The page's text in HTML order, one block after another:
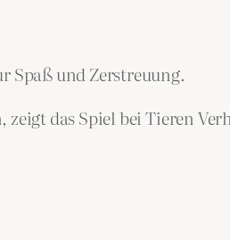
Spaß und Zerstreuung.
das Spiel bei Tieren